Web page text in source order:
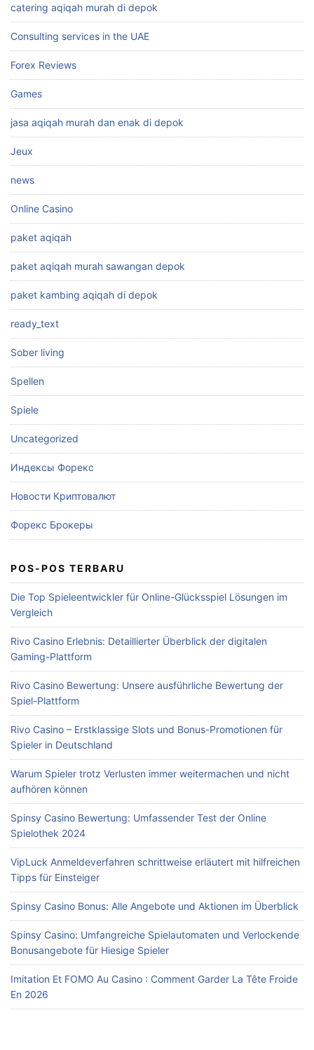
catering aqiqah murah di depok
Consulting services in the UAE
Forex Reviews
Games
jasa aqiqah murah dan enak di depok
Jeux
news
Online Casino
paket aqiqah
paket aqiqah murah sawangan depok
paket kambing aqiqah di depok
ready_text
Sober living
Spellen
Spiele
Uncategorized
Индексы Форекс
Новости Криптовалют
Форекс Брокеры
POS-POS TERBARU
Die Top Spieleentwickler für Online-Glücksspiel Lösungen im
Vergleich
Rivo Casino Erlebnis: Detaillierter Überblick der digitalen
Gaming-Plattform
Rivo Casino Bewertung: Unsere ausführliche Bewertung der
Spiel-Plattform
Rivo Casino – Erstklassige Slots und Bonus-Promotionen für
Spieler in Deutschland
Warum Spieler trotz Verlusten immer weitermachen und nicht
aufhören können
Spinsy Casino Bewertung: Umfassender Test der Online
Spielothek 2024
VipLuck Anmeldeverfahren schrittweise erläutert mit hilfreichen
Tipps für Einsteiger
Spinsy Casino Bonus: Alle Angebote und Aktionen im Überblick
Spinsy Casino: Umfangreiche Spielautomaten und Verlockende
Bonusangebote für Hiesige Spieler
Imitation Et FOMO Au Casino : Comment Garder La Tête Froide
En 2026